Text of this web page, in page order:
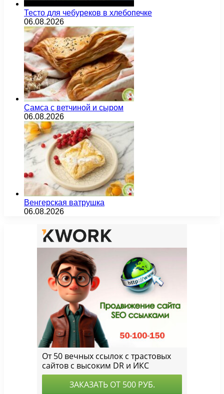
Тесто для чебуреков в хлебопечке
06.08.2026
Самса с ветчиной и сыром
06.08.2026
Венгерская ватрушка
06.08.2026